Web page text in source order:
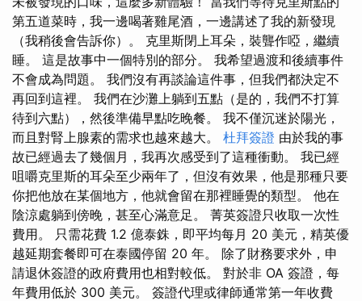
第五道菜時，我一邊喝著雞尾酒，一邊講述了我的新發現
（我稍後會告訴你）。 克里斯閉上耳朵，裝聾作啞，繼續
睡。 這是故事中一個特別的部分。 我希望過渡和後續事件
不會成為問題。 我們沒有再談論這件事，但我們都決定不
再回到這裡。 我們在沙灘上躺到五點（是的，我們不打算
待到六點），然後準備早點吃晚餐。 我不僅沉迷於陽光，
而且對腎上腺素的需求也越來越大。 杜拜簽證 由於我的事
故已經過去了幾個月，我再次感受到了這種衝動。 我已經
咀嚼克里斯的耳朵至少兩年了，但沒有效果，他是那種只要
你把他放在某個地方，他就會留在那裡睡覺的類型。 他在
陰涼處躺到傍晚，甚至心滿意足。 菁英簽證只收取一次性
費用。 只需花費 1.2 億泰銖，即平均每月 20 美元，精英優
越延期套餐即可在泰國停留 20 年。 除了財務要求外，申
請退休簽證的政府費用也相對較低。 對於非 OA 簽證，每
年費用低於 300 美元。 簽證代理或律師通常第一年收費